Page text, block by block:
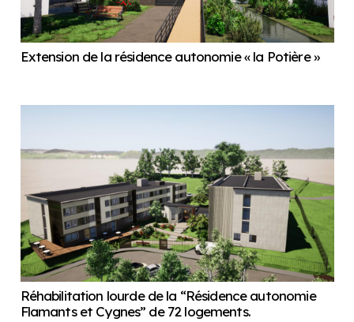
Extension de la résidence autonomie « la Potière »
Réhabilitation lourde de la “Résidence autonomie
Flamants et Cygnes” de 72 logements.